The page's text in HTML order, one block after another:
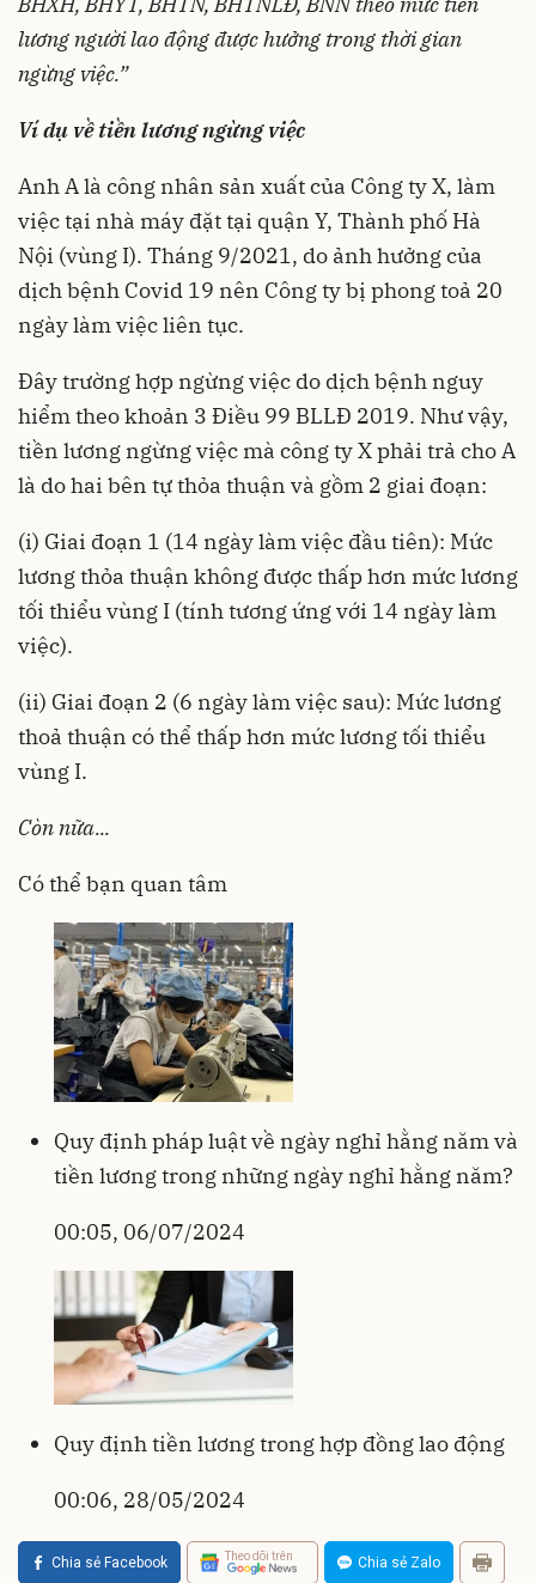
lương người lao động được hưởng trong thời gian
ngừng việc.”
Ví dụ về tiền lương ngừng việc
Anh A là công nhân sản xuất của Công ty X, làm
việc tại nhà máy đặt tại quận Y, Thành phố Hà
Nội (vùng I). Tháng 9/2021, do ảnh hưởng của
dịch bệnh Covid 19 nên Công ty bị phong toả 20
ngày làm việc liên tục.
Đây trường hợp ngừng việc do dịch bệnh nguy
hiểm theo khoản 3 Điều 99 BLLĐ 2019. Như vậy,
tiền lương ngừng việc mà công ty X phải trả cho A
là do hai bên tự thỏa thuận và gồm 2 giai đoạn:
(i) Giai đoạn 1 (14 ngày làm việc đầu tiên): Mức
lương thỏa thuận không được thấp hơn mức lương
tối thiểu vùng I (tính tương ứng với 14 ngày làm
việc).
(ii) Giai đoạn 2 (6 ngày làm việc sau): Mức lương
thoả thuận có thể thấp hơn mức lương tối thiểu
vùng I.
Còn nữa...
Có thể bạn quan tâm
Quy định pháp luật về ngày nghỉ hằng năm và
tiền lương trong những ngày nghỉ hằng năm?
00:05, 06/07/2024
Quy định tiền lương trong hợp đồng lao động
00:06, 28/05/2024
Chia sẻ Facebook Theo dõi trên Chia sẻ Zalo